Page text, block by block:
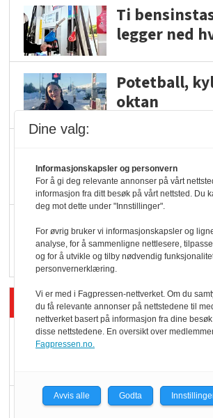
Ti
legger ned
Potetball,
oktan
endring:
Vokser med
i dagligvare
Siste artikler - Butikk i praksis
Rema-
Slik
Dine valg:
Informasjonskapsler og personvern
For å gi deg relevante annonser på vårt
informasjon fra ditt besøk på vårt nettsted. Du
deg mot dette under "Innstillinger".
For øvrig bruker vi informasjonskapsler og
analyse, for å sammenligne nettlesere,
og for å utvikle og tilby nødvendig
personvernerklæring.
Vi er med i Fagpressen-nettverket. Om du
du få relevante annonser på nettstedene til
nettverket basert på informasjon fra dine
disse nettstedene. En oversikt over
Fagpressen.no.
Avvis alle Godta